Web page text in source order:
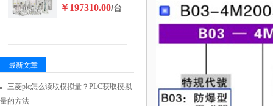
￥197310.00/台
最新文章
三菱plc怎么读取模拟量？PLC获取模拟
量的方法